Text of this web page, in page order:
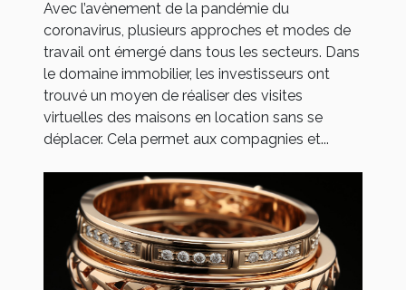
Avec l’avènement de la pandémie du
coronavirus, plusieurs approches et modes de
travail ont émergé dans tous les secteurs. Dans
le domaine immobilier, les investisseurs ont
trouvé un moyen de réaliser des visites
virtuelles des maisons en location sans se
déplacer. Cela permet aux compagnies et...